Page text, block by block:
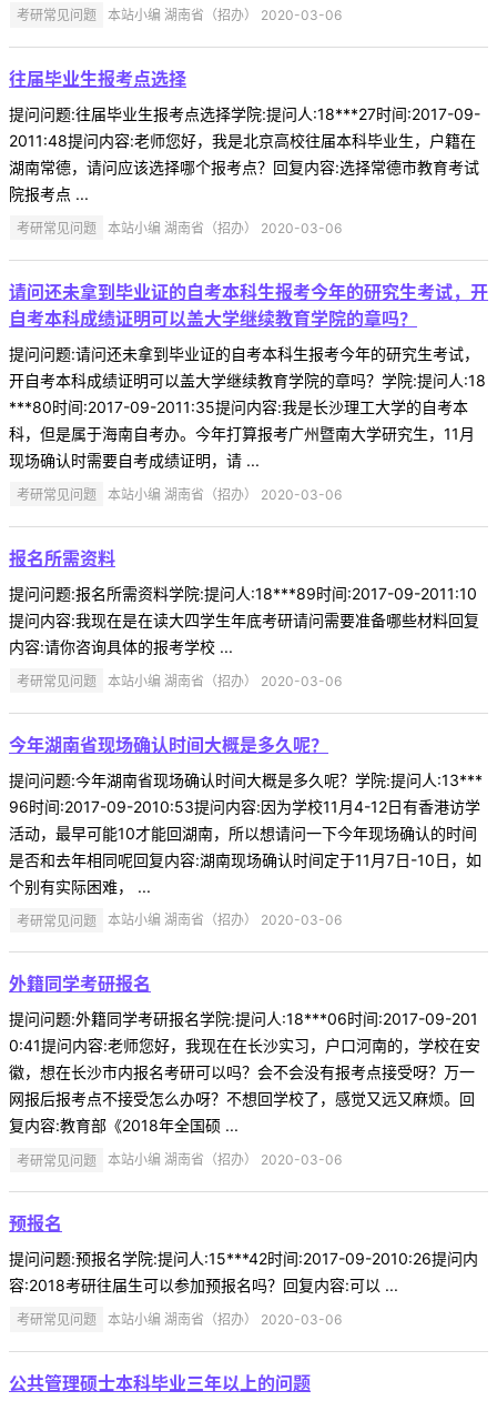
考研常见问题 本站小编 湖南省（招办） 2020-03-06
往届毕业生报考点选择
提问问题:往届毕业生报考点选择学院:提问人:18***27时间:2017-09-
2011:48提问内容:老师您好，我是北京高校往届本科毕业生，户籍在
湖南常德，请问应该选择哪个报考点？回复内容:选择常德市教育考试
院报考点 ...
考研常见问题 本站小编 湖南省（招办） 2020-03-06
请问还未拿到毕业证的自考本科生报考今年的研究生考试，开
自考本科成绩证明可以盖大学继续教育学院的章吗？
提问问题:请问还未拿到毕业证的自考本科生报考今年的研究生考试，
开自考本科成绩证明可以盖大学继续教育学院的章吗？学院:提问人:18
***80时间:2017-09-2011:35提问内容:我是长沙理工大学的自考本
科，但是属于海南自考办。今年打算报考广州暨南大学研究生，11月
现场确认时需要自考成绩证明，请 ...
考研常见问题 本站小编 湖南省（招办） 2020-03-06
报名所需资料
提问问题:报名所需资料学院:提问人:18***89时间:2017-09-2011:10
提问内容:我现在是在读大四学生年底考研请问需要准备哪些材料回复
内容:请你咨询具体的报考学校 ...
考研常见问题 本站小编 湖南省（招办） 2020-03-06
今年湖南省现场确认时间大概是多久呢？
提问问题:今年湖南省现场确认时间大概是多久呢？学院:提问人:13***
96时间:2017-09-2010:53提问内容:因为学校11月4-12日有香港访学
活动，最早可能10才能回湖南，所以想请问一下今年现场确认的时间
是否和去年相同呢回复内容:湖南现场确认时间定于11月7日-10日，如
个别有实际困难， ...
考研常见问题 本站小编 湖南省（招办） 2020-03-06
外籍同学考研报名
提问问题:外籍同学考研报名学院:提问人:18***06时间:2017-09-201
0:41提问内容:老师您好，我现在在长沙实习，户口河南的，学校在安
徽，想在长沙市内报名考研可以吗？会不会没有报考点接受呀？万一
网报后报考点不接受怎么办呀？不想回学校了，感觉又远又麻烦。回
复内容:教育部《2018年全国硕 ...
考研常见问题 本站小编 湖南省（招办） 2020-03-06
预报名
提问问题:预报名学院:提问人:15***42时间:2017-09-2010:26提问内
容:2018考研往届生可以参加预报名吗？回复内容:可以 ...
考研常见问题 本站小编 湖南省（招办） 2020-03-06
公共管理硕士本科毕业三年以上的问题